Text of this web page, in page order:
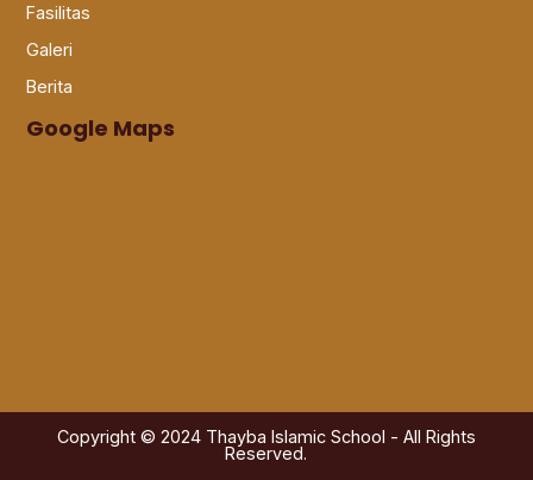
Fasilitas
Galeri
Berita
Google Maps
Copyright © 2024 Thayba Islamic School - All Rights
Reserved.